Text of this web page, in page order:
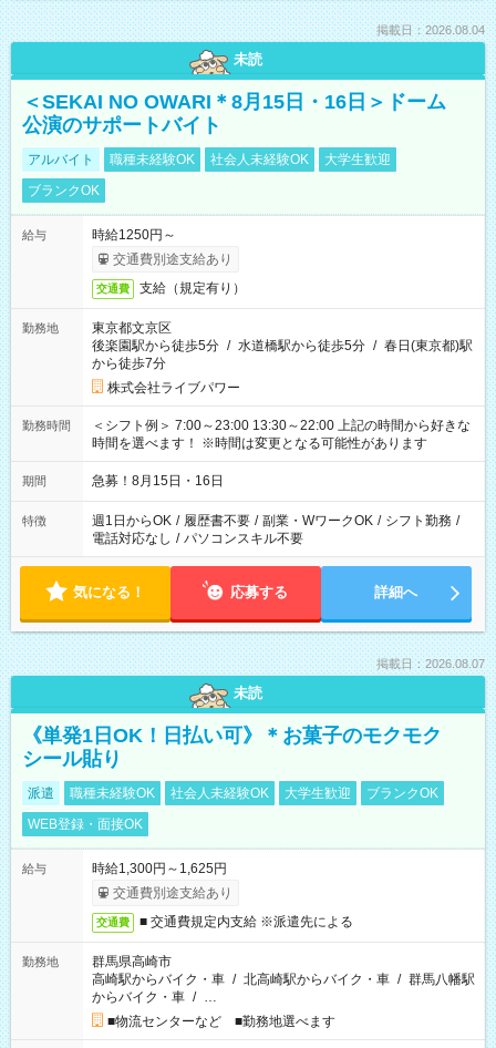
掲載日：2026.08.04
未読
＜SEKAI NO OWARI＊8月15日・16日＞ドーム
公演のサポートバイト
アルバイト 職種未経験OK 社会人未経験OK
大学生歓迎
ブランクOK
給与
時給1250円～
交通費別途支給あり
交通費 支給（規定有り）
勤務地
東京都文京区
後楽園駅から徒歩5分 / 水道橋駅から徒歩5分 / 春日(東京都)駅
から徒歩7分
株式会社ライブパワー
勤務時間
＜シフト例＞ 7:00～23:00 13:30～22:00 上記の時間から好きな
時間を選べます！ ※時間は変更となる可能性があります
期間 急募！8月15日・16日
特徴 週1日からOK / 履歴書不要 / 副業・WワークOK / シフト勤務 /
電話対応なし / パソコンスキル不要
気になる！ 応募する 詳細へ
掲載日：2026.08.07
未読
《単発1日OK！日払い可》＊お菓子のモクモク
シール貼り
派遣 職種未経験OK 社会人未経験OK 大学生歓迎
ブランクOK
WEB登録・面接OK
給与
時給1,300円～1,625円
交通費別途支給あり
交通費 ■ 交通費規定内支給 ※派遣先による
勤務地
群馬県高崎市
高崎駅からバイク・車 / 北高崎駅からバイク・車 / 群馬八幡駅
からバイク・車 / …
■物流センターなど ■勤務地選べます